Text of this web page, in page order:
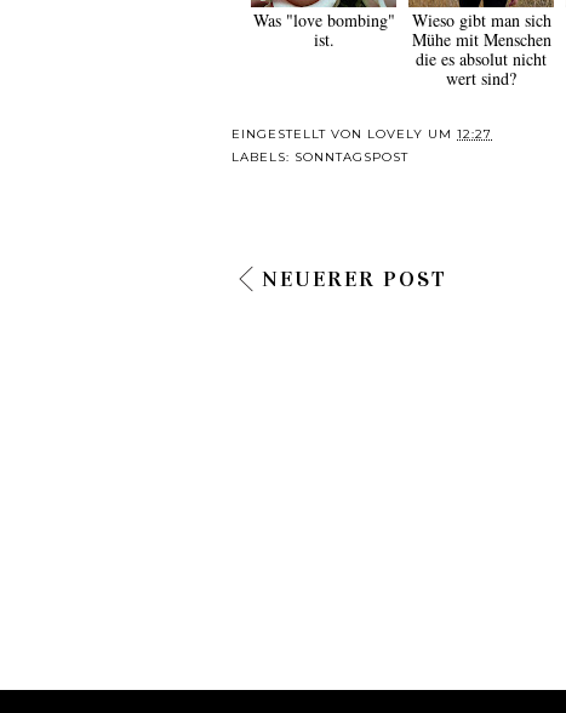
Was "love bombing"
ist.
Wieso gibt man sich
Mühe mit Menschen
die es absolut nicht
wert sind?
EINGESTELLT VON LOVELY UM 12:27
LABELS: SONNTAGSPOST
NEUERER POST